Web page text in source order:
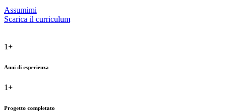
Assumimi
Scarica il curriculum
1+
Anni di esperienza
1+
Progetto completato